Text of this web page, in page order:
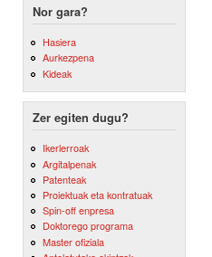
Nor gara?
Hasiera
Aurkezpena
Kideak
Zer egiten dugu?
Ikerlerroak
Argitalpenak
Patenteak
Proiektuak eta kontratuak
Spin-off enpresa
Doktorego programa
Master ofiziala